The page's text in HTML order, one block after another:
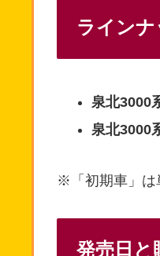
ライン
泉北3000
泉北3000
※「初期車」は
発売日と